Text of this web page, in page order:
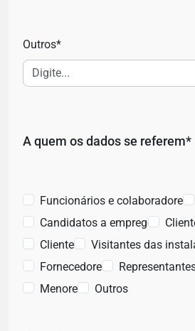
Outros*
A quem os dados se referem*
Funcionários e colaboradores
Candidatos a emprego
Clientes
Visitantes das
Fornecedores
Menores
Outros